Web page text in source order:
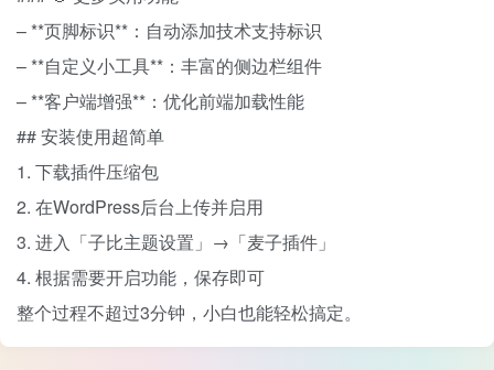
– **页脚标识**：自动添加技术支持标识
– **自定义小工具**：丰富的侧边栏组件
– **客户端增强**：优化前端加载性能
## 安装使用超简单
1. 下载插件压缩包
2. 在WordPress后台上传并启用
3. 进入「子比主题设置」→「麦子插件」
4. 根据需要开启功能，保存即可
整个过程不超过3分钟，小白也能轻松搞定。